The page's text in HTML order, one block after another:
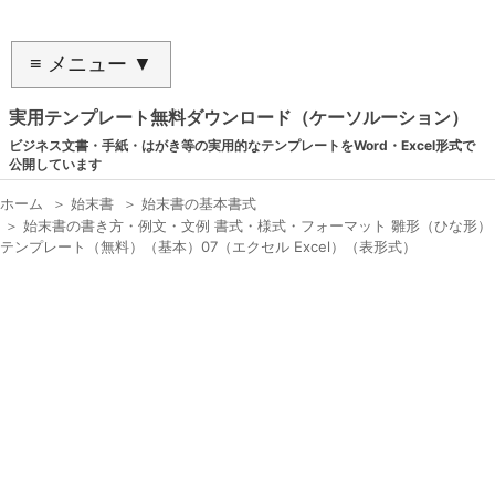
≡ メニュー ▼
実用テンプレート無料ダウンロード（ケーソルーション）
ビジネス文書・手紙・はがき等の実用的なテンプレートをWord・Excel形式で
公開しています
ホーム ＞ 始末書 ＞ 始末書の基本書式
＞ 始末書の書き方・例文・文例 書式・様式・フォーマット 雛形（ひな形）
テンプレート（無料）（基本）07（エクセル Excel）（表形式）